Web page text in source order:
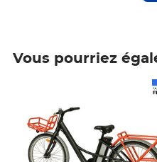
Vous pourriez